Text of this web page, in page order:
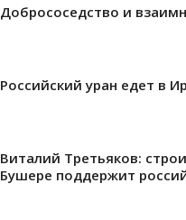
Добрососедство и
Российский уран едет в
Виталий Третьяков:
Бушере поддержит